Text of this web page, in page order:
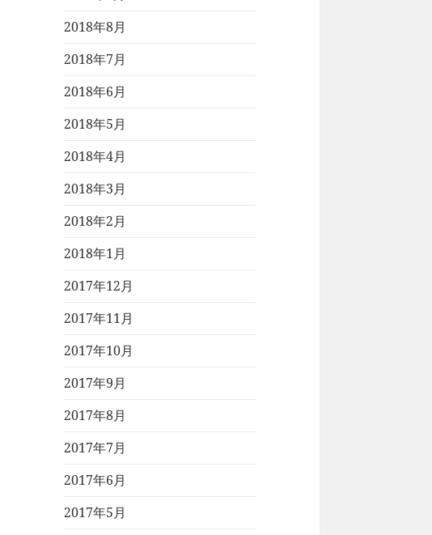
2018年8月
2018年7月
2018年6月
2018年5月
2018年4月
2018年3月
2018年2月
2018年1月
2017年12月
2017年11月
2017年10月
2017年9月
2017年8月
2017年7月
2017年6月
2017年5月